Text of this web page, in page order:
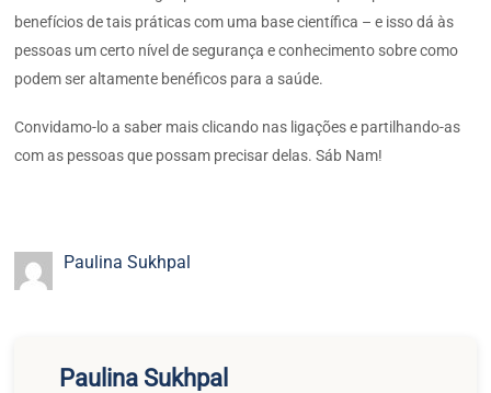
benefícios de tais práticas com uma base científica – e isso dá às
pessoas um certo nível de segurança e conhecimento sobre como
podem ser altamente benéficos para a saúde.
Convidamo-lo a saber mais clicando nas ligações e partilhando-as
com as pessoas que possam precisar delas. Sáb Nam!
Paulina Sukhpal
Paulina Sukhpal